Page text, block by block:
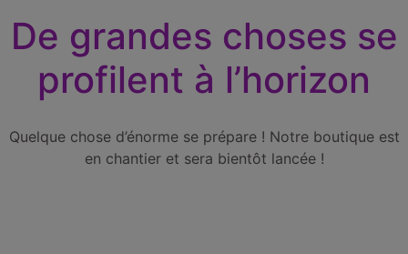
De grandes choses se
profilent à l’horizon
Quelque chose d’énorme se prépare ! Notre boutique est
en chantier et sera bientôt lancée !